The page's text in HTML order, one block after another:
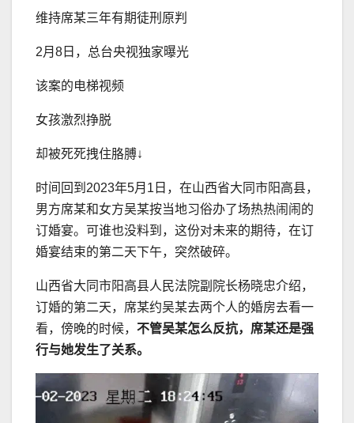
维持席某三年有期徒刑原判
2月8日，总台央视独家曝光
该案的电梯视频
女孩激烈挣脱
却被死死拽住胳膊↓
时间回到2023年5月1日，在山西省大同市阳高县，
男方席某和女方吴某按当地习俗办了场热热闹闹的
订婚宴。可谁也没料到，这份对未来的期待，在订
婚宴结束的第二天下午，突然破碎。
山西省大同市阳高县人民法院副院长杨晓忠介绍，
订婚的第二天，席某约吴某去两个人的婚房去看一
看，傍晚的时候， 不管吴某怎么反抗，席某还是强
行与她发生了关系。